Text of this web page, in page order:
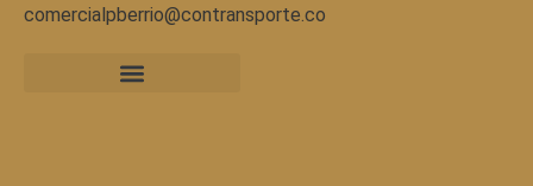
comercialpberrio@contransporte.co